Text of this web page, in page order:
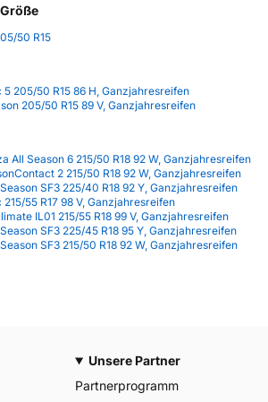
50 R15
205/50 R15 86 H, Ganzjahresreifen
205/50 R15 89 V, Ganzjahresreifen
All Season 6 215/50 R18 92 W, Ganzjahresreifen
2 215/50 R18 92 W, Ganzjahresreifen
SF3 225/40 R18 92 Y, Ganzjahresreifen
55 R17 98 V, Ganzjahresreifen
IL01 215/55 R18 99 V, Ganzjahresreifen
SF3 225/45 R18 95 Y, Ganzjahresreifen
SF3 215/50 R18 92 W, Ganzjahresreifen
Unsere Partner
Partnerprogramm